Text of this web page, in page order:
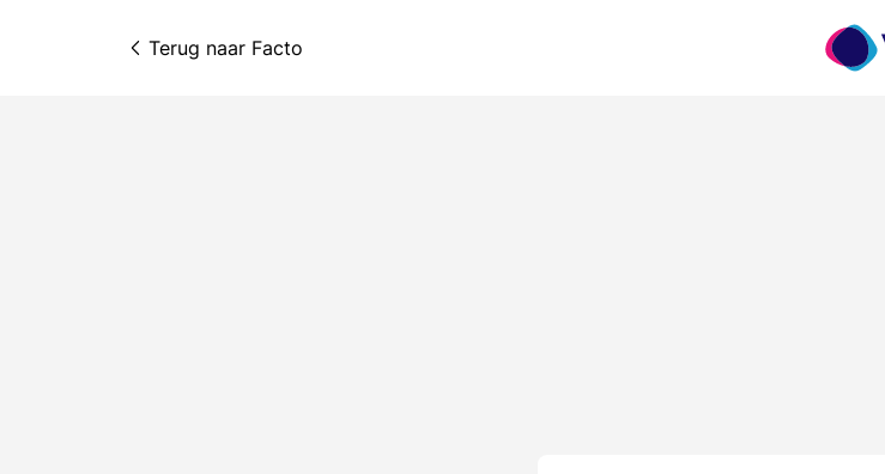
Terug naar Facto